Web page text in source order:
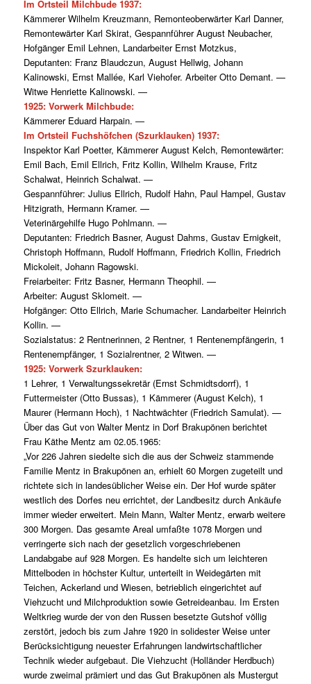
Im Ortsteil Milchbude 1937:
Kämmerer Wilhelm Kreuzmann, Remonteoberwärter Karl Danner,
Remontewärter Karl Skirat, Gespannführer August Neubacher,
Hofgänger Emil Lehnen, Landarbeiter Ernst Motzkus,
Deputanten: Franz Blaudczun, August Hellwig, Johann
Kalinowski, Ernst Mallée, Karl Viehofer. Arbeiter Otto Demant. —
Witwe Henriette Kalinowski. —
1925: Vorwerk Milchbude:
Kämmerer Eduard Harpain. —
Im Ortsteil Fuchshöfchen (Szurklauken) 1937:
Inspektor Karl Poetter, Kämmerer August Kelch, Remontewärter:
Emil Bach, Emil Ellrich, Fritz Kollin, Wilhelm Krause, Fritz
Schalwat, Heinrich Schalwat. —
Gespannführer: Julius Ellrich, Rudolf Hahn, Paul Hampel, Gustav
Hitzigrath, Hermann Kramer. —
Veterinärgehilfe Hugo Pohlmann. —
Deputanten: Friedrich Basner, August Dahms, Gustav Ernigkeit,
Christoph Hoffmann, Rudolf Hoffmann, Friedrich Kollin, Friedrich
Mickoleit, Johann Ragowski.
Freiarbeiter: Fritz Basner, Hermann Theophil. —
Arbeiter: August Sklomeit. —
Hofgänger: Otto Ellrich, Marie Schumacher. Landarbeiter Heinrich
Kollin. —
Sozialstatus: 2 Rentnerinnen, 2 Rentner, 1 Rentenempfängerin, 1
Rentenempfänger, 1 Sozialrentner, 2 Witwen. —
1925: Vorwerk Szurklauken:
1 Lehrer, 1 Verwaltungssekretär (Ernst Schmidtsdorrf), 1
Futtermeister (Otto Bussas), 1 Kämmerer (August Kelch), 1
Maurer (Hermann Hoch), 1 Nachtwächter (Friedrich Samulat). —
Über das Gut von Walter Mentz in Dorf Brakupönen berichtet
Frau Käthe Mentz am 02.05.1965:
„Vor 226 Jahren siedelte sich die aus der Schweiz stammende
Familie Mentz in Brakupönen an, erhielt 60 Morgen zugeteilt und
richtete sich in landesüblicher Weise ein. Der Hof wurde später
westlich des Dorfes neu errichtet, der Landbesitz durch Ankäufe
immer wieder erweitert. Mein Mann, Walter Mentz, erwarb weitere
300 Morgen. Das gesamte Areal umfaßte 1078 Morgen und
verringerte sich nach der gesetzlich vorgeschriebenen
Landabgabe auf 928 Morgen. Es handelte sich um leichteren
Mittelboden in höchster Kultur, unterteilt in Weidegärten mit
Teichen, Ackerland und Wiesen, betrieblich eingerichtet auf
Viehzucht und Milchproduktion sowie Getreideanbau. Im Ersten
Weltkrieg wurde der von den Russen besetzte Gutshof völlig
zerstört, jedoch bis zum Jahre 1920 in solidester Weise unter
Berücksichtigung neuester Erfahrungen landwirtschaftlicher
Technik wieder aufgebaut. Die Viehzucht (Holländer Herdbuch)
wurde zweimal prämiert und das Gut Brakupönen als Mustergut